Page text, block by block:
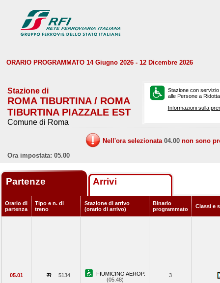
ORARIO PROGRAMMATO 14 Giugno 2026 - 12 Dicembre 2026
Stazione di
ROMA TIBURTINA / ROMA
TIBURTINA PIAZZALE EST
Comune di Roma
Stazione con
alle Persone a
Informazioni sulla
Nell'ora selezionata 04.00 non sono
Ora impostata: 05.00
Partenze Arrivi
Orario di
partenza
Tipo e n. di
treno
Stazione di arrivo
(orario di arrivo)
Binario
programmato
Classi e
05.01 5134
FIUMICINO AEROP.
(05.48)
3